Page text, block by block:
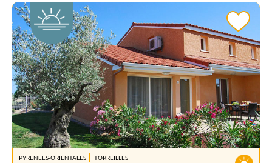
PYRÉNÉES-ORIENTALES TORREILLES